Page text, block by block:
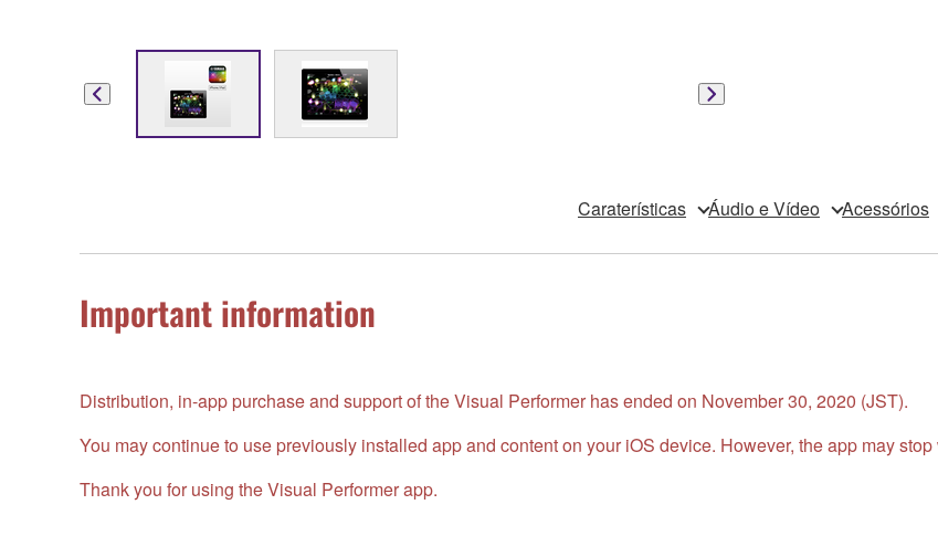
Caraterísticas Áudio e Vídeo Acessórios
Important information
Distribution, in-app purchase and support of the Visual Performer has ended on November 30, 2020 (JST).
You may continue to use previously installed app and content on your iOS device. However, the app may
Thank you for using the Visual Performer app.